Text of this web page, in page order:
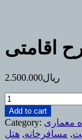
اقامتی
ریال2.500.000
پروژه
کامل
طرح
اقامتی
Add to cart
Category: معماری
, مسافرخانه, هتل